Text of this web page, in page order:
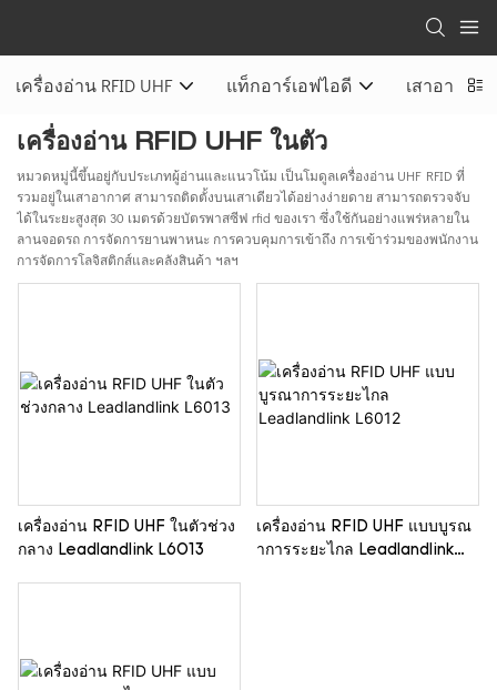
เครื่องอ่าน RFID UHF แท็กอาร์เอฟไอดี เสาอากาศ
เครื่องอ่าน RFID UHF ในตัว
หมวดหมู่นี้ขึ้นอยู่กับประเภทผู้อ่านและแนวโน้ม เป็นโมดูลเครื่องอ่าน UHF RFID ที่
รวมอยู่ในเสาอากาศ สามารถติดตั้งบนเสาเดียวได้อย่างง่ายดาย สามารถตรวจจับ
ได้ในระยะสูงสุด 30 เมตรด้วยบัตรพาสซีฟ rfid ของเรา ซึ่งใช้กันอย่างแพร่หลายใน
ลานจอดรถ การจัดการยานพาหนะ การควบคุมการเข้าถึง การเข้าร่วมของพนักงาน
การจัดการโลจิสติกส์และคลังสินค้า ฯลฯ
เครื่องอ่าน RFID UHF ในตัวช่วง
กลาง Leadlandlink L6013
เครื่องอ่าน RFID UHF แบบบูรณ
าการระยะไกล Leadlandlink